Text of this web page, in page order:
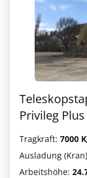
Privileg Plus
Tragkraft: 7000
Ausladung
Arbeitshöhe: